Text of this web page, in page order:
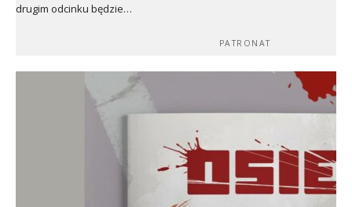
drugim odcinku będzie…
PATRONAT